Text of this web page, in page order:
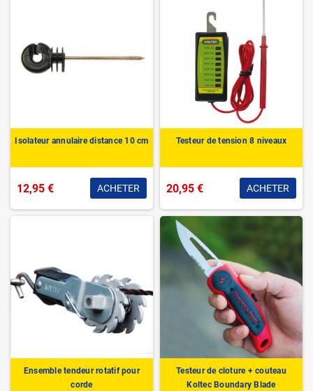
Isolateur annulaire distance 10 cm
12,95 € ACHETER
Testeur de tension 8 niveaux
20,95 € ACHETER
Ensemble tendeur rotatif pour
corde
Testeur de cloture + couteau
Koltec Boundary Blade